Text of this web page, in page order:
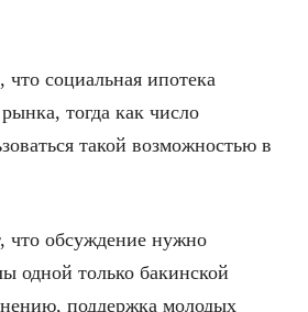
социальная ипотека
тогда как число
такой возможностью в
что обсуждение нужно
одной только бакинской
поддержка молодых